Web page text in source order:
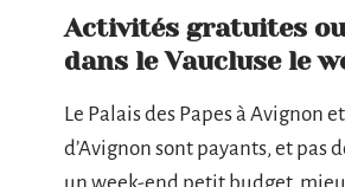
Activités gratuites
dans le Vaucluse le
Le Palais des Papes à Avignon
d’Avignon sont payants, et pas